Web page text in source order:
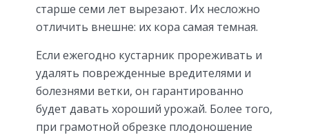
старше семи лет вырезают. Их несложно
отличить внешне: их кора самая темная.
Если ежегодно кустарник прореживать и
удалять поврежденные вредителями и
болезнями ветки, он гарантированно
будет давать хороший урожай. Более того,
при грамотной обрезке плодоношение